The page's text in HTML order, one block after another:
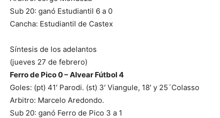
Sub 20: ganó Estudiantil 6 a 0
Cancha: Estudiantil de Castex
Síntesis de los adelantos
(jueves 27 de febrero)
Ferro de Pico 0 – Alvear Fútbol 4
Goles: (pt) 41′ Parodi. (st) 3′ Viangule, 18′ y 25´Colasso
Arbitro: Marcelo Aredondo.
Sub 20: ganó Ferro de Pico 3 a 1